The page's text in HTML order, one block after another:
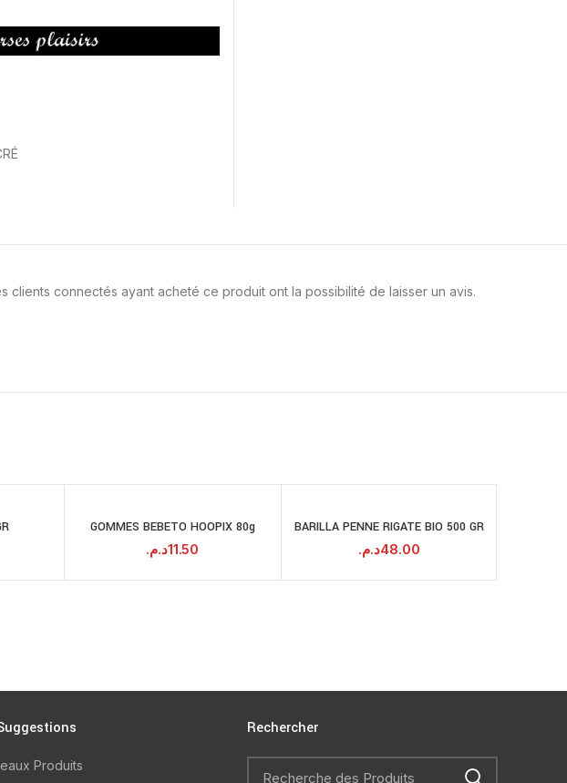
clients connectés ayant acheté ce produit ont la possibilité de laisser un avis.
AJOUTER AU
PANIER
GOMMES BEBETO HOOPIX 80g
11.50د.م.
AJOUTER AU
PANIER
BARILLA PENNE RIGATE BIO 500 GR
48.00د.م.
Produits
Rechercher